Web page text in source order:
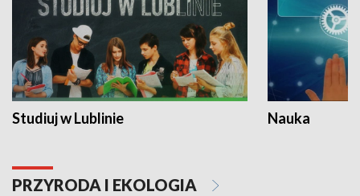
Studiuj w Lublinie Nauka
PRZYRODA I EKOLOGIA